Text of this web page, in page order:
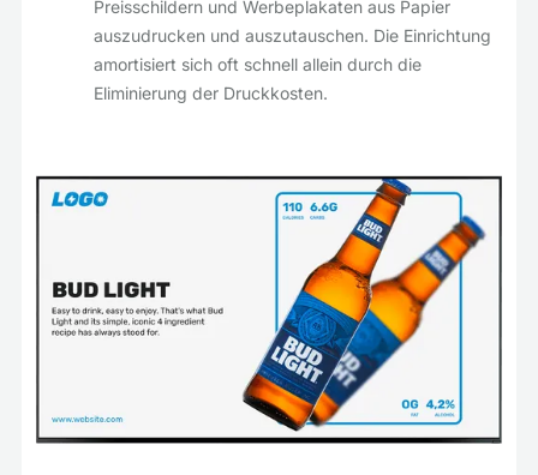
Preisschildern und Werbeplakaten aus Papier
auszudrucken und auszutauschen. Die Einrichtung
amortisiert sich oft schnell allein durch die
Eliminierung der Druckkosten.